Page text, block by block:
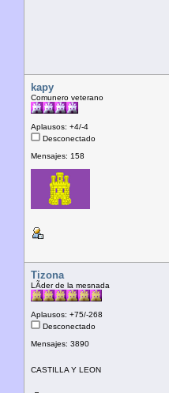
kapy
Comunero veterano
Aplausos: +4/-4
Desconectado
Mensajes: 158
Tizona
LÃ­der de la mesnada
Aplausos: +75/-268
Desconectado
Mensajes: 3890
CASTILLA Y LEON